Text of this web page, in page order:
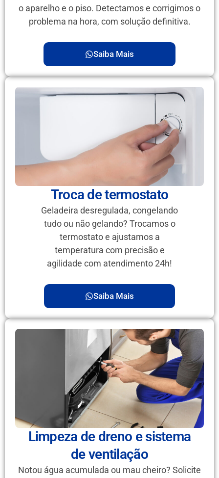
o aparelho e o piso. Detectamos e corrigimos o
problema na hora, com solução definitiva.
Saiba Mais
Troca de termostato
Geladeira desregulada, congelando
tudo ou não gelando? Trocamos o
termostato e ajustamos a
temperatura com precisão e
agilidade com atendimento 24h!
Saiba Mais
Limpeza de dreno e sistema
de ventilação
Notou água acumulada ou mau cheiro? Solicite